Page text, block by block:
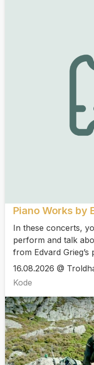
Piano Works by
In these concerts,
perform and talk
from Edvard Grieg’s
16.08.2026 @
Kode